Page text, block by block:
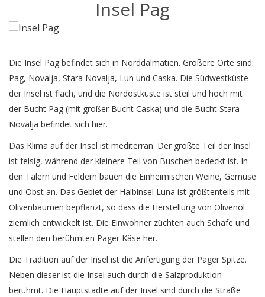
Insel Pag
Die Insel Pag befindet sich in Norddalmatien. Größere Orte sind:
Pag, Novalja, Stara Novalja, Lun und Caska. Die Südwestküste
der Insel ist flach, und die Nordostküste ist steil und hoch mit
der Bucht Pag (mit großer Bucht Caska) und die Bucht Stara
Novalja befindet sich hier.
Das Klima auf der Insel ist mediterran. Der größte Teil der Insel
ist felsig, während der kleinere Teil von Büschen bedeckt ist. In
den Tälern und Feldern bauen die Einheimischen Weine, Gemüse
und Obst an. Das Gebiet der Halbinsel Luna ist größtenteils mit
Olivenbäumen bepflanzt, so dass die Herstellung von Olivenöl
ziemlich entwickelt ist. Die Einwohner züchten auch Schafe und
stellen den berühmten Pager Käse her.
Die Tradition auf der Insel ist die Anfertigung der Pager Spitze.
Neben dieser ist die Insel auch durch die Salzproduktion
berühmt. Die Hauptstädte auf der Insel sind durch die Straße